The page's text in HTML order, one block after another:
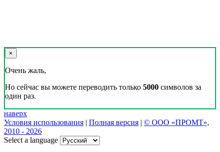
×
Очень жаль,
Но сейчас вы можете переводить только 5000 символов за
один раз.
наверх
Условия использования | Полная версия | © ООО «ПРОМТ»,
2010 - 2026
Select a language